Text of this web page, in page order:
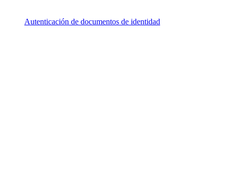
Autenticación de documentos de identidad